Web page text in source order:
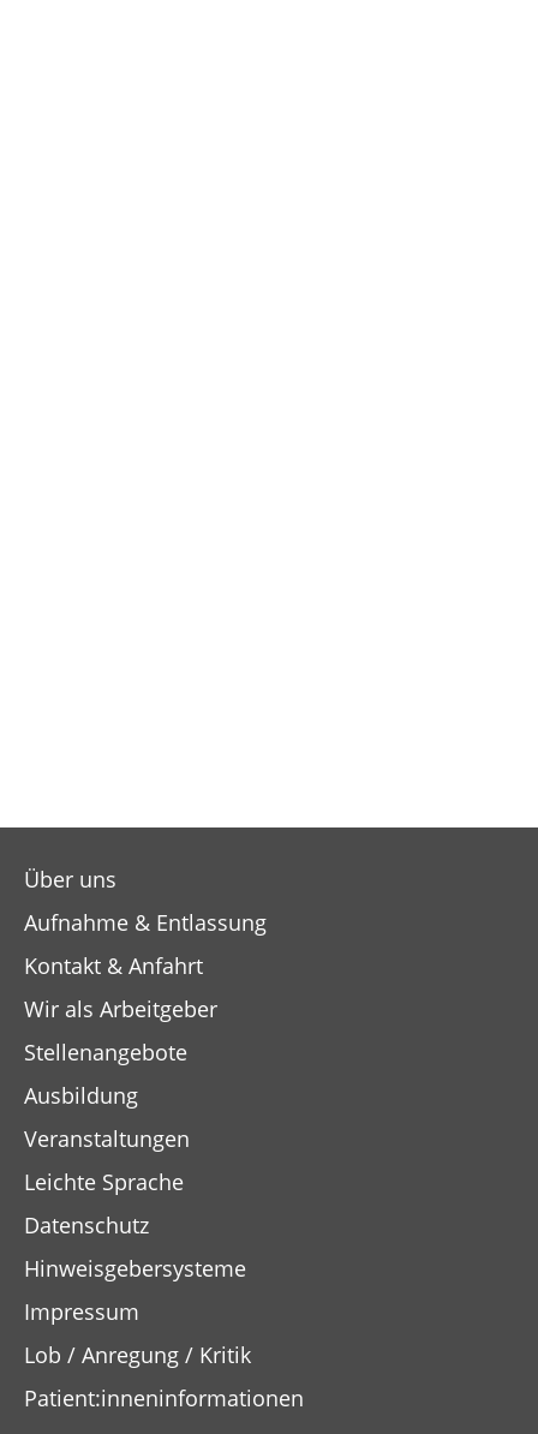
Über uns
Aufnahme & Entlassung
Kontakt & Anfahrt
Wir als Arbeitgeber
Stellenangebote
Ausbildung
Veranstaltungen
Leichte Sprache
Datenschutz
Hinweisgebersysteme
Impressum
Lob / Anregung / Kritik
Patient:inneninformationen